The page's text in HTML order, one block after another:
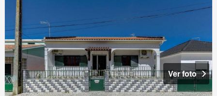
Ver foto